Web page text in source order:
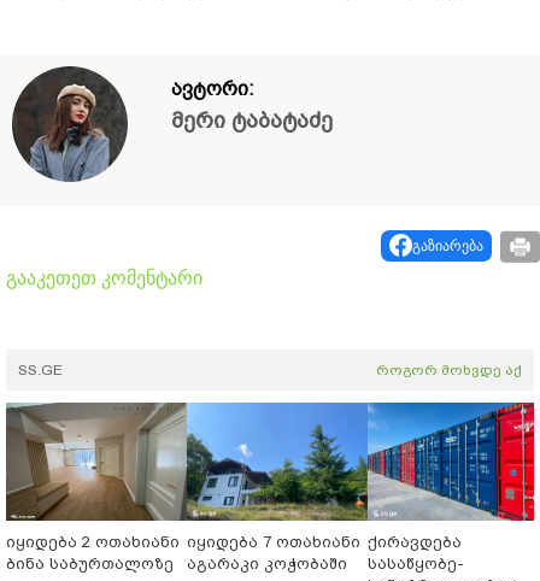
ავტორი:
მერი ტაბატაძე
გაზიარება
გააკეთეთ კომენტარი
SS.GE როგორ მოხვდე აქ
იყიდება 2 ოთახიანი
ბინა საბურთალოზე
იყიდება 7 ოთახიანი
აგარაკი კოჭობაში
ქირავდება
სასაწყობე-